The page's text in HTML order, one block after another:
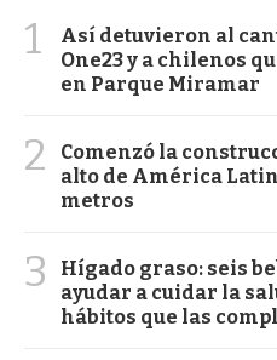
1
Así detuvieron al
One23 y a chilenos
en Parque Miramar
2
Comenzó la
alto de América
metros
3
Hígado graso: seis
ayudar a cuidar la
hábitos que las